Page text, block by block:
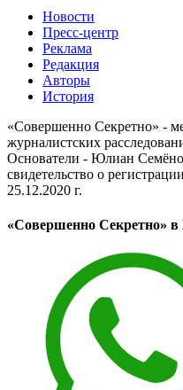
Новости
Пресс-центр
Реклама
Редакция
Авторы
История
«Совершенно Секретно» -
журналистских
Основатели - Юлиан
свидетельство о
25.12.2020 г.
«Совершенно Секретно» в